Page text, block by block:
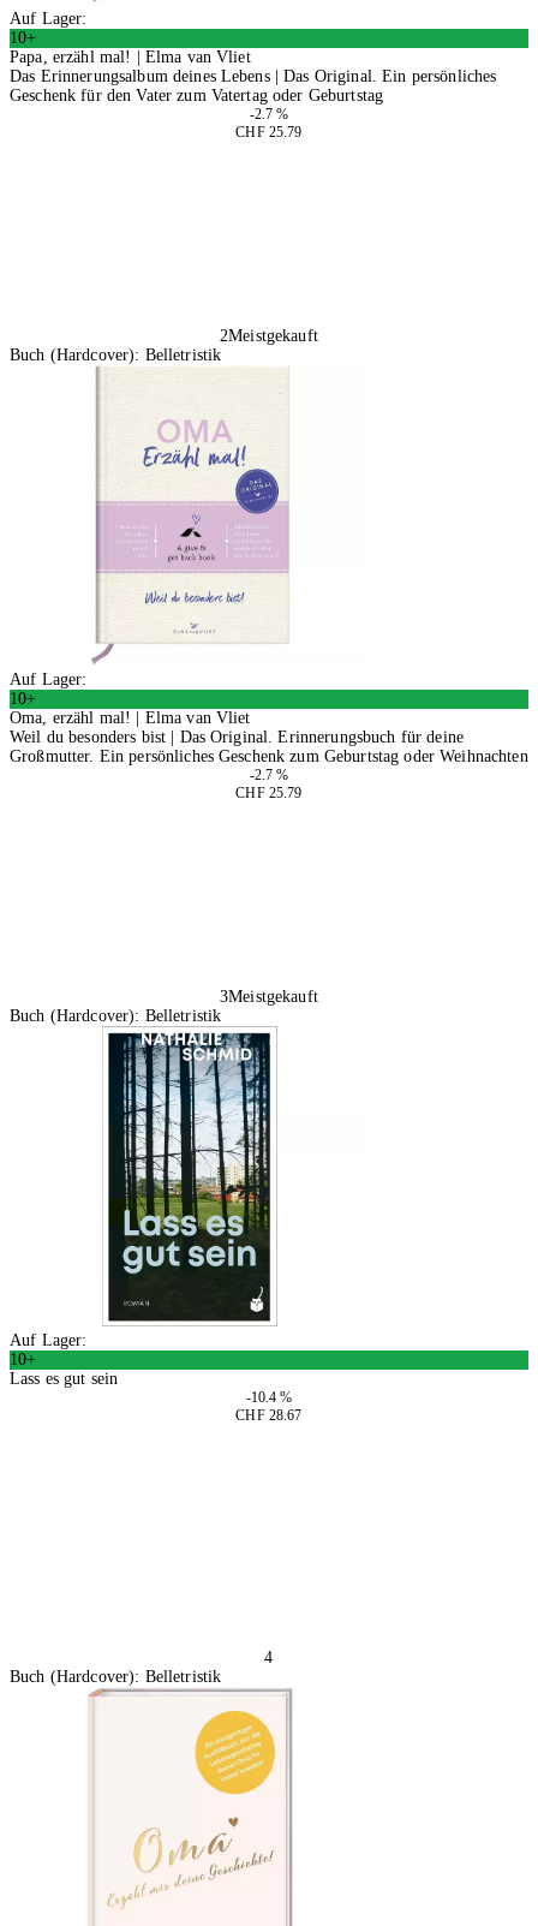
Auf Lager:
10+
Papa, erzähl mal! | Elma van Vliet
Das Erinnerungsalbum deines Lebens | Das Original. Ein persönliches
Geschenk für den Vater zum Vatertag oder Geburtstag
-2.7 %
CHF 25.79
2Meistgekauft
Buch (Hardcover): Belletristik
Auf Lager:
10+
Oma, erzähl mal! | Elma van Vliet
Weil du besonders bist | Das Original. Erinnerungsbuch für deine
Großmutter. Ein persönliches Geschenk zum Geburtstag oder Weihnachten
-2.7 %
CHF 25.79
3Meistgekauft
Buch (Hardcover): Belletristik
Auf Lager:
10+
Lass es gut sein
-10.4 %
CHF 28.67
4
Buch (Hardcover): Belletristik